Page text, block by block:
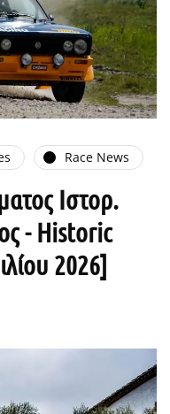
Race News
Ιστορ.
- Historic
2026]